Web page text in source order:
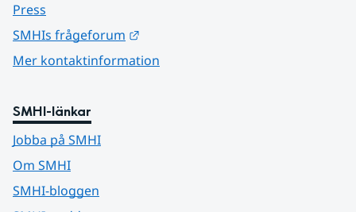
Press
SMHIs frågeforum
Mer kontaktinformation
SMHI-länkar
Jobba på SMHI
Om SMHI
SMHI-bloggen